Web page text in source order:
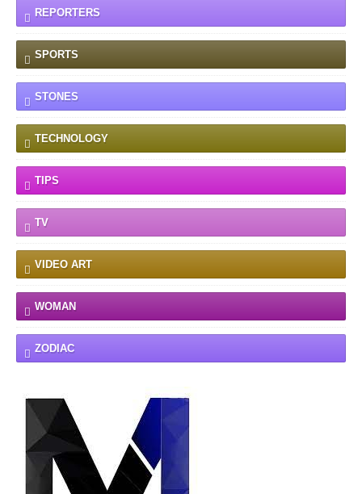
REPORTERS
SPORTS
STONES
TECHNOLOGY
TIPS
TV
VIDEO ART
WOMAN
ZODIAC